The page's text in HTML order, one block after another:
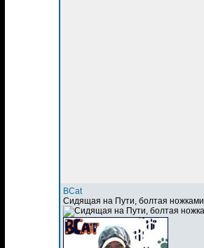
BCat
Сидящая на Пути, болтая ножками